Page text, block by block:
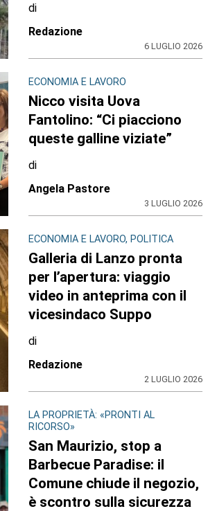
di
Redazione
6 LUGLIO 2026
ECONOMIA E LAVORO
Nicco visita Uova
Fantolino: “Ci piacciono
queste galline viziate”
di
Angela Pastore
3 LUGLIO 2026
ECONOMIA E LAVORO, POLITICA
Galleria di Lanzo pronta
per l’apertura: viaggio
video in anteprima con il
vicesindaco Suppo
di
Redazione
2 LUGLIO 2026
LA PROPRIETÀ: «PRONTI AL
RICORSO»
San Maurizio, stop a
Barbecue Paradise: il
Comune chiude il negozio,
è scontro sulla sicurezza